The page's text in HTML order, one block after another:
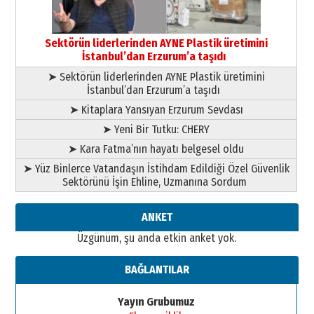
Esat BİNDESEN
Başkan Sekmen’den Erzurum’a
bir vizyon proje daha!
02 Ağustos 2026 Pazar
Sektörün liderlerinden AYNE Plastik üretimini
İstanbul’dan Erzurum’a taşıdı
➤ Sektörün liderlerinden AYNE Plastik üretimini
İstanbul’dan Erzurum’a taşıdı
➤ Kitaplara Yansıyan Erzurum Sevdası
➤ Yeni Bir Tutku: CHERY
➤ Kara Fatma’nın hayatı belgesel oldu
➤ Yüz Binlerce Vatandaşın İstihdam Edildiği Özel Güvenlik
Sektörünü İşin Ehline, Uzmanına Sordum
ANKET
Üzgünüm, şu anda etkin anket yok.
BAĞLANTILAR
Yayın Grubumuz